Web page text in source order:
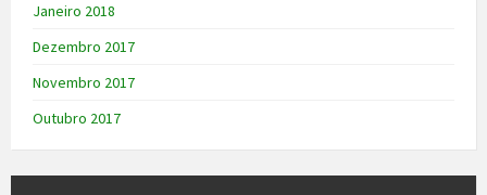
Janeiro 2018
Dezembro 2017
Novembro 2017
Outubro 2017